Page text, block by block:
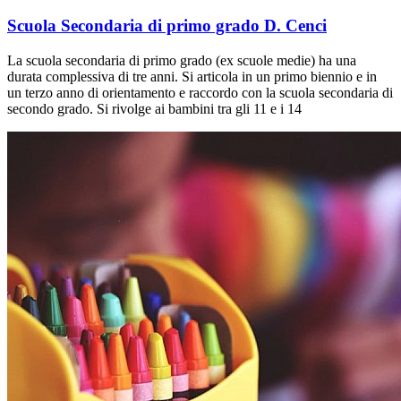
Scuola Secondaria di primo grado D. Cenci
La scuola secondaria di primo grado (ex scuole medie) ha una
durata complessiva di tre anni. Si articola in un primo biennio e in
un terzo anno di orientamento e raccordo con la scuola secondaria di
secondo grado. Si rivolge ai bambini tra gli 11 e i 14